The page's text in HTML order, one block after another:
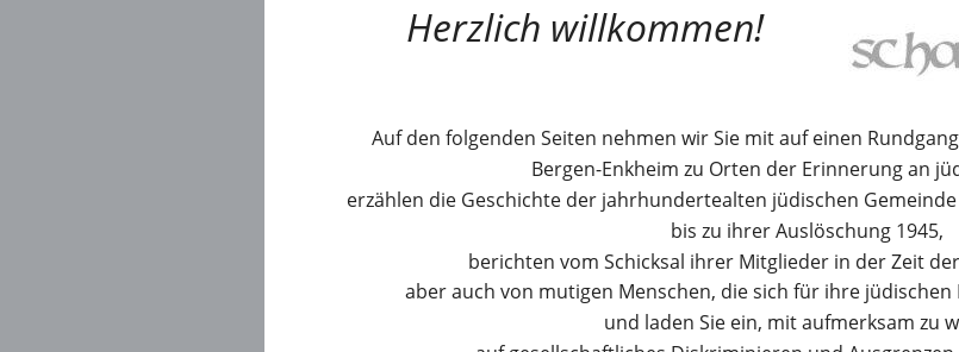
         Herzlich willkommen!
Auf den folgenden Seiten nehmen wir Sie mit auf einen
Bergen-Enkheim zu Orten der Erinnerung an
erzählen die Geschichte der jahrhundertealten jüdischen
bis zu ihrer Auslöschung 1945,
berichten vom Schicksal ihrer Mitglieder in der Zeit
aber auch von mutigen Menschen, die sich für ihre
und laden Sie ein, mit aufmerksam zu